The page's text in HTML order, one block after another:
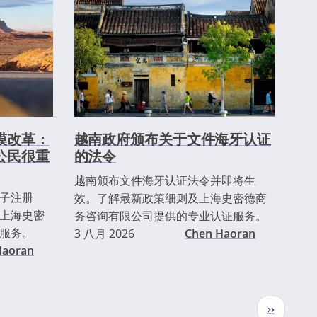
革：
民很重
注册
海史密
务。
越南政府颁布关于文件海牙认证
的法令
越南颁布文件海牙认证法令并即将生
效。了解最新政策细则及上海史密德商
务咨询有限公司提供的专业认证服务。
3 八月 2026
Chen Haoran
下
››